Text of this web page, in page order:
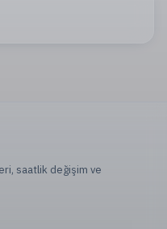
saatlik değişim ve